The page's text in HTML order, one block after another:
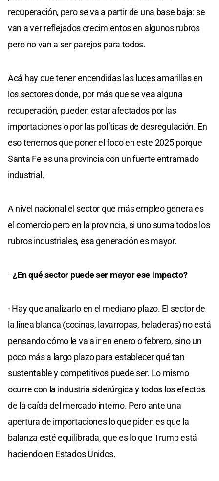
recuperación, pero se va a partir de una base baja: se
van a ver reflejados crecimientos en algunos rubros
pero no van a ser parejos para todos.
Acá hay que tener encendidas las luces amarillas en
los sectores donde, por más que se vea alguna
recuperación, pueden estar afectados por las
importaciones o por las políticas de desregulación. En
eso tenemos que poner el foco en este 2025 porque
Santa Fe es una provincia con un fuerte entramado
industrial.
A nivel nacional el sector que más empleo genera es
el comercio pero en la provincia, si uno suma todos los
rubros industriales, esa generación es mayor.
- ¿En qué sector puede ser mayor ese impacto?
- Hay que analizarlo en el mediano plazo. El sector de
la línea blanca (cocinas, lavarropas, heladeras) no está
pensando cómo le va a ir en enero o febrero, sino un
poco más a largo plazo para establecer qué tan
sustentable y competitivos puede ser. Lo mismo
ocurre con la industria siderúrgica y todos los efectos
de la caída del mercado interno. Pero ante una
apertura de importaciones lo que piden es que la
balanza esté equilibrada, que es lo que Trump está
haciendo en Estados Unidos.